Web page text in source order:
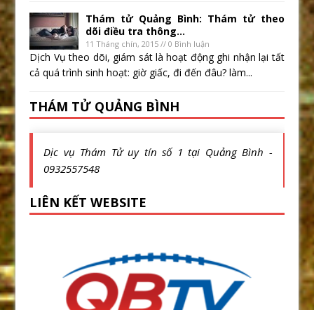
Thám tử Quảng Bình: Thám tử theo
dõi điều tra thông...
11 Tháng chín, 2015 // 0 Bình luận
Dịch Vụ theo dõi, giám sát là hoạt động ghi nhận lại tất
cả quá trình sinh hoạt: giờ giấc, đi đến đâu? làm...
THÁM TỬ QUẢNG BÌNH
Dịc vụ Thám Tử uy tín số 1 tại Quảng Bình -
0932557548
LIÊN KẾT WEBSITE